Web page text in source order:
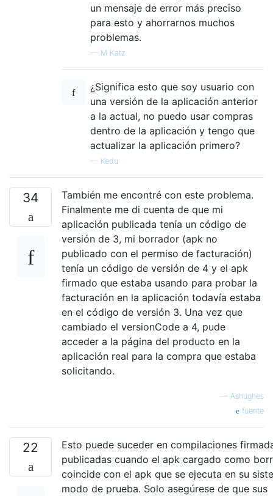
un mensaje de error más preciso
para esto y ahorrarnos muchos
problemas.
— M Katz
¿Significa esto que soy usuario con
una versión de la aplicación anterior
a la actual, no puedo usar compras
dentro de la aplicación y tengo que
actualizar la aplicación primero?
— Kedu
34
También me encontré con este problema.
Finalmente me di cuenta de que mi
aplicación publicada tenía un código de
versión de 3, mi borrador (apk no
publicado con el permiso de facturación)
tenía un código de versión de 4 y el apk
firmado que estaba usando para probar la
facturación en la aplicación todavía estaba
en el código de versión 3. Una vez que
cambiado el versionCode a 4, pude
acceder a la página del producto en la
aplicación real para la compra que estaba
solicitando.
— Ashughes
fuente
22
Esto puede suceder en compilaciones
publicadas cuando el apk cargado como
coincide con el apk que se ejecuta en su
modo de prueba. Solo asegúrese de que sus